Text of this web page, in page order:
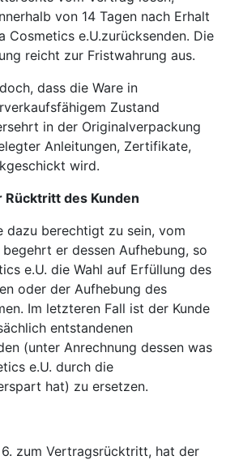
von 14 Tagen nach Erhalt
Cosmetics e.U.zurücksenden. Die
reicht zur Fristwahrung aus.
dass die Ware in
Zustand
in der Originalverpackung
Anleitungen, Zertifikate,
wird.
des Kunden
dazu berechtigt zu sein, vom
er dessen Aufhebung, so
e.U. die Wahl auf Erfüllung des
oder der Aufhebung des
Im letzteren Fall ist der Kunde
entstandenen
(unter Anrechnung dessen was
e.U. durch die
hat) zu ersetzen.
zum Vertragsrücktritt, hat der